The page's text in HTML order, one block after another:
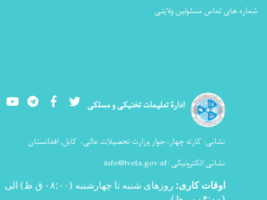
شماره های تماس مسئولین ولایتی
ادارۀ تعلیمات تخنیکی و مسلکی YoutubeLinkedInFacebook Twitter
نشانی: کارته چهار، جوار وزارت تحصیلات عالی، کابل, افغانستان
نشانی الکترونیکی :info@tveta.gov.af
اوقات کاری:
روزهای شنبه تا چهارشنبه (۰۸:۰۰ ق ظ) الی